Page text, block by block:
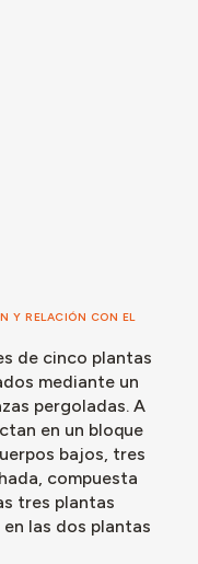
Y RELACIÓN CON EL
de cinco plantas
mediante un
pergoladas. A
en un bloque
bajos, tres
compuesta
tres plantas
las dos plantas